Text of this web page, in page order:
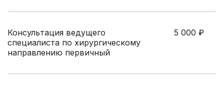
Консультация ведущего
специалиста по хирургическому
направлению первичный
5 000 ₽